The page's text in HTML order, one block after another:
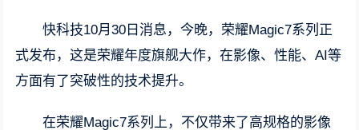
快科技10月30日消息，今晚，荣耀Magic7系列正
式发布，这是荣耀年度旗舰大作，在影像、性能、AI等
方面有了突破性的技术提升。
在荣耀Magic7系列上，不仅带来了高规格的影像